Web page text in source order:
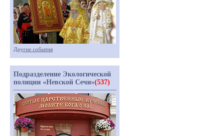
Другие события
Подразделение Экологической
полиции «Невской Сечи»(537)